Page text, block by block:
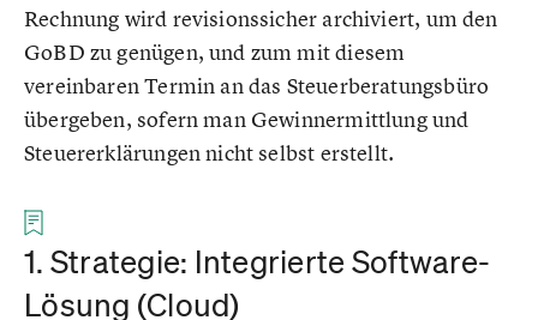
Rechnung wird revisionssicher archiviert, um den
GoBD zu genügen, und zum mit diesem
vereinbaren Termin an das Steuerberatungsbüro
übergeben, sofern man Gewinnermittlung und
Steuererklärungen nicht selbst erstellt.
1. Strategie: Integrierte Software-
Lösung (Cloud)